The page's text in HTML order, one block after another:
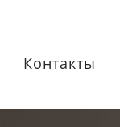
Контакты